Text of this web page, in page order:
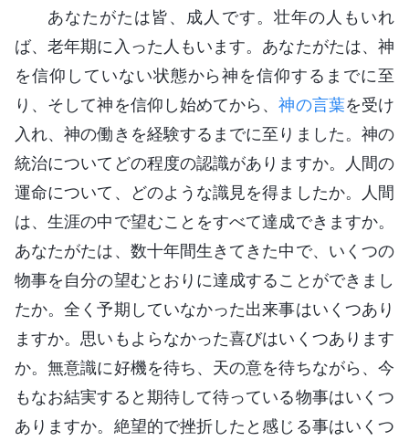
あなたがたは皆、成人です。壮年の人もいれ
ば、老年期に入った人もいます。あなたがたは、神
を信仰していない状態から神を信仰するまでに至
り、そして神を信仰し始めてから、神の言葉を受け
入れ、神の働きを経験するまでに至りました。神の
統治についてどの程度の認識がありますか。人間の
運命について、どのような識見を得ましたか。人間
は、生涯の中で望むことをすべて達成できますか。
あなたがたは、数十年間生きてきた中で、いくつの
物事を自分の望むとおりに達成することができまし
たか。全く予期していなかった出来事はいくつあり
ますか。思いもよらなかった喜びはいくつあります
か。無意識に好機を待ち、天の意を待ちながら、今
もなお結実すると期待して待っている物事はいくつ
ありますか。絶望的で挫折したと感じる事はいくつ